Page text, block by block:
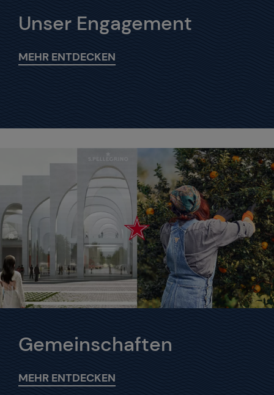
Unser Engagement
MEHR ENTDECKEN
Gemeinschaften
MEHR ENTDECKEN